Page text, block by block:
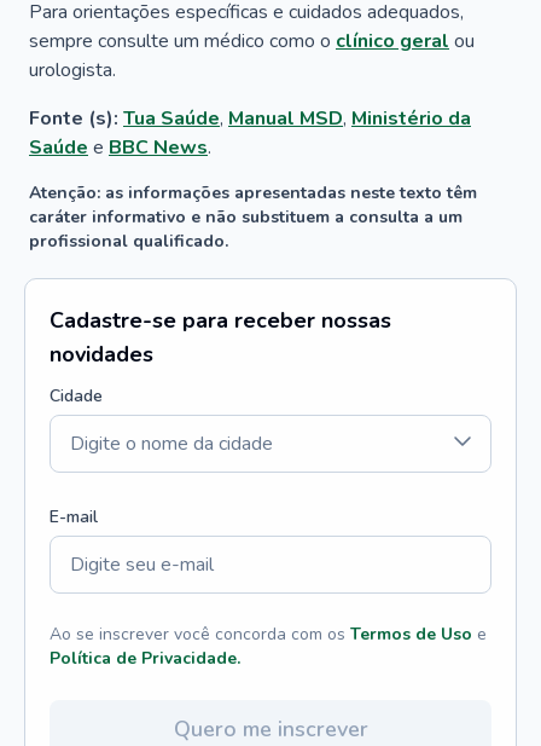
Para orientações específicas e cuidados adequados,
sempre consulte um médico como o clínico geralou
urologista.
Fonte (s): Tua Saúde, Manual MSD, Ministério da
Saúdee BBC News.
Atenção: as informações apresentadas neste texto têm
caráter informativo e não substituem a consulta a um
profissional qualificado.
Cadastre-se para receber nossas
novidades
Cidade
E-mail
Ao se inscrever você concorda com os Termos de Uso e
Política de Privacidade.
Quero me inscrever